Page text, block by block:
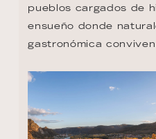
pueblos cargados de
ensueño donde
gastronómica